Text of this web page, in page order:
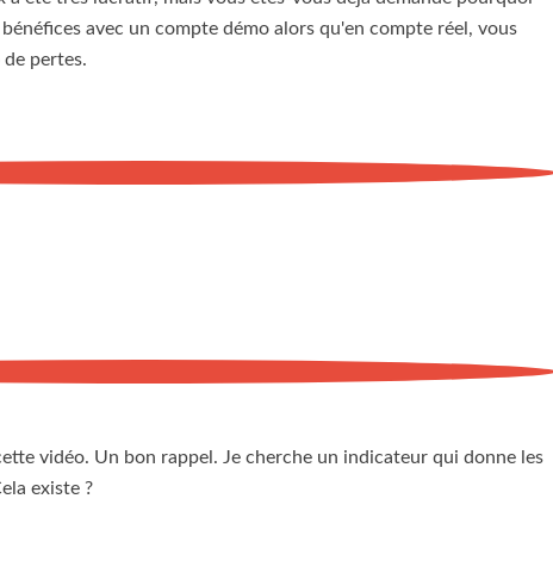
avec un compte démo alors qu'en compte réel, vous
pertes.
vidéo. Un bon rappel. Je cherche un indicateur qui donne les
existe ?